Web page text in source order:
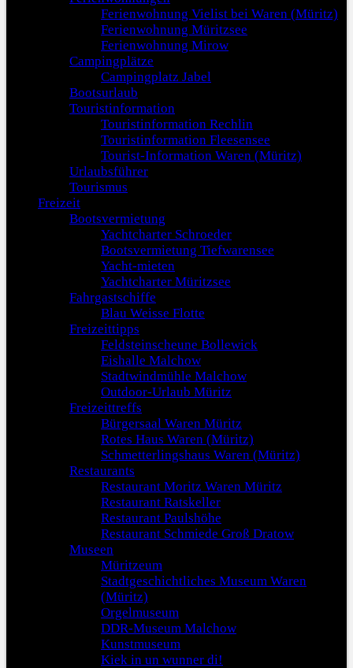
Ferienwohnung Vielist bei Waren (Müritz)
Ferienwohnung Müritzsee
Ferienwohnung Mirow
Campingplätze
Campingplatz Jabel
Bootsurlaub
Touristinformation
Touristinformation Rechlin
Touristinformation Fleesensee
Tourist-Information Waren (Müritz)
Urlaubsführer
Tourismus
Freizeit
Bootsvermietung
Yachtcharter Schroeder
Bootsvermietung Tiefwarensee
Yacht-mieten
Yachtcharter Müritzsee
Fahrgastschiffe
Blau Weisse Flotte
Freizeittipps
Feldsteinscheune Bollewick
Eishalle Malchow
Stadtwindmühle Malchow
Outdoor-Urlaub Müritz
Freizeittreffs
Bürgersaal Waren Müritz
Rotes Haus Waren (Müritz)
Schmetterlingshaus Waren (Müritz)
Restaurants
Restaurant Moritz Waren Müritz
Restaurant Ratskeller
Restaurant Paulshöhe
Restaurant Schmiede Groß Dratow
Museen
Müritzeum
Stadtgeschichtliches Museum Waren
(Müritz)
Orgelmuseum
DDR-Museum Malchow
Kunstmuseum
Kiek in un wunner di!